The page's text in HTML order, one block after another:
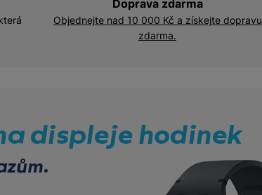
Doprava zdarma
Objednejte nad 10 000 Kč a získejte dopravu
zdarma.